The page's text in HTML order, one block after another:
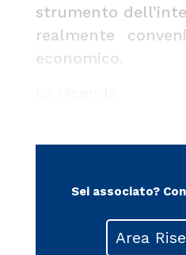
strumento
realmente
economico.
Sei associato?
Area